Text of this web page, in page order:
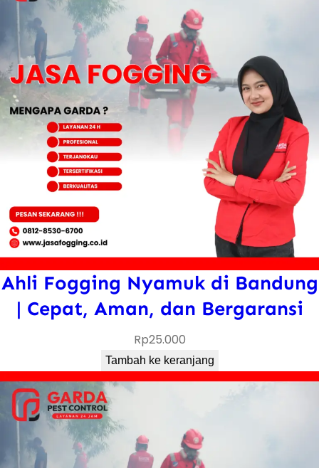
Ahli Fogging Nyamuk di Bandung
| Cepat, Aman, dan Bergaransi
Rp25.000
Tambah ke keranjang